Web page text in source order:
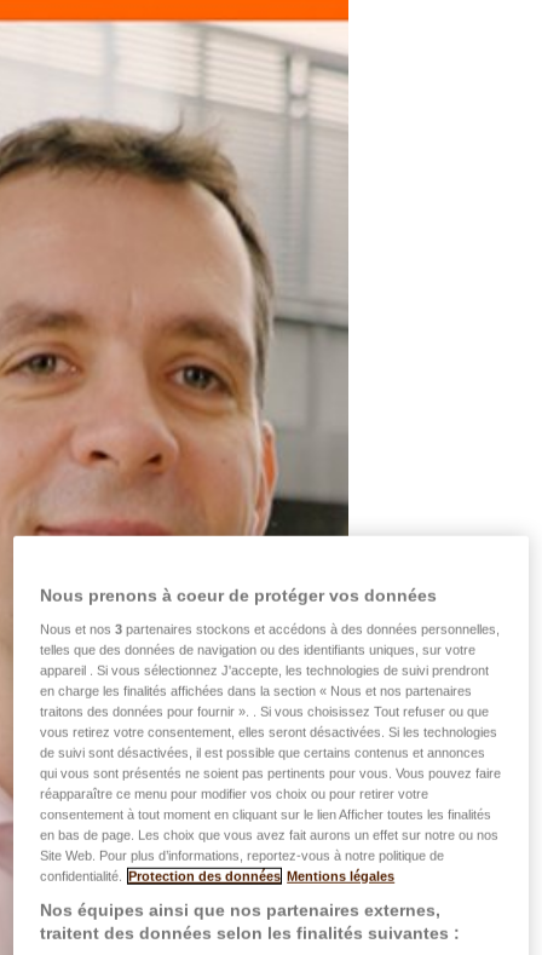
Nous prenons à coeur de protéger vos données
Nous et nos3 partenaires stockons et accédons à des données personnelles,
telles que des données de navigation ou des identifiants uniques, sur votre
appareil . Si vous sélectionnez J'accepte, les technologies de suivi prendront
en charge les finalités affichées dans la section « Nous et nos partenaires
traitons des données pour fournir ». . Si vous choisissez Tout refuser ou que
vous retirez votre consentement, elles seront désactivées. Si les technologies
de suivi sont désactivées, il est possible que certains contenus et annonces
qui vous sont présentés ne soient pas pertinents pour vous. Vous pouvez faire
réapparaître ce menu pour modifier vos choix ou pour retirer votre
consentement à tout moment en cliquant sur le lien Afficher toutes les finalités
en bas de page. Les choix que vous avez fait aurons un effet sur notre ou nos
Site Web. Pour plus d’informations, reportez-vous à notre politique de
confidentialité. Protection des données Mentions légales
Nos équipes ainsi que nos partenaires externes,
traitent des données selon les finalités suivantes :